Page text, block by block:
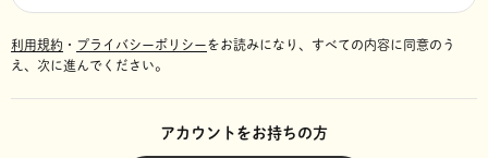
利用規約 ・ プライバシーポリシーをお読みになり、 すべての内容に同意のう
え、次に進んでください。
アカウントをお持ちの方